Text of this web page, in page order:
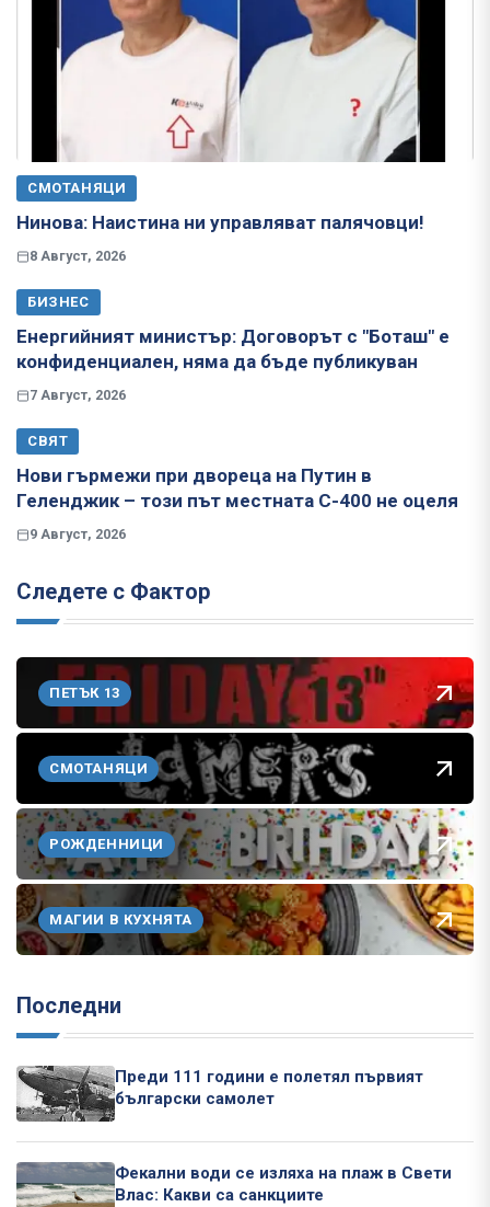
СМОТАНЯЦИ
Нинова: Наистина ни управляват палячовци!
8 Август, 2026
БИЗНЕС
Енергийният министър: Договорът с "Боташ" е
конфиденциален, няма да бъде публикуван
7 Август, 2026
СВЯТ
Нови гърмежи при двореца на Путин в
Геленджик – този път местната С-400 не оцеля
9 Август, 2026
Следете с Фактор
ПЕТЪК 13
СМОТАНЯЦИ
РОЖДЕННИЦИ
МАГИИ В КУХНЯТА
Последни
Преди 111 години е полетял първият
български самолет
Фекални води се изляха на плаж в Свети
Влас: Какви са санкциите